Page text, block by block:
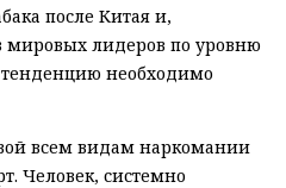
после Китая и,
мировых лидеров по уровню
тенденцию необходимо
всем видам наркомании
Человек, системно